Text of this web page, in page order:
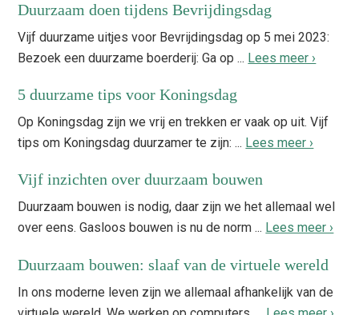
Duurzaam doen tijdens Bevrijdingsdag
Vijf duurzame uitjes voor Bevrijdingsdag op 5 mei 2023:
Bezoek een duurzame boerderij: Ga op ... Lees meer ›
5 duurzame tips voor Koningsdag
Op Koningsdag zijn we vrij en trekken er vaak op uit. Vijf
tips om Koningsdag duurzamer te zijn: ... Lees meer ›
Vijf inzichten over duurzaam bouwen
Duurzaam bouwen is nodig, daar zijn we het allemaal wel
over eens. Gasloos bouwen is nu de norm ... Lees meer ›
Duurzaam bouwen: slaaf van de virtuele wereld
In ons moderne leven zijn we allemaal afhankelijk van de